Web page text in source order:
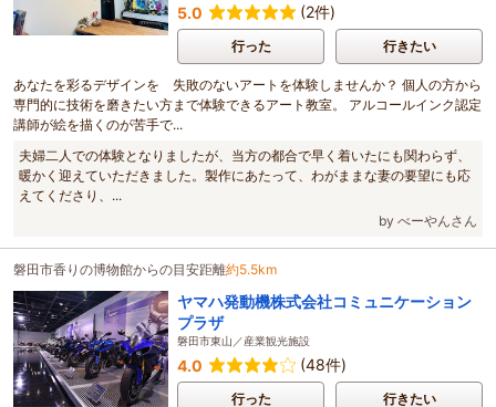
5.0 (2件)
行った 行きたい
あなたを彩るデザインを 失敗のないアートを体験しませんか？ 個人の方から
専門的に技術を磨きたい方まで体験できるアート教室。 アルコールインク認定
講師が絵を描くのが苦手で...
夫婦二人での体験となりましたが、当方の都合で早く着いたにも関わらず、
暖かく迎えていただきました。製作にあたって、わがままな妻の要望にも応
えてくださり、...
by べーやんさん
磐田市香りの博物館からの目安距離約5.5km
ヤマハ発動機株式会社コミュニケーション
プラザ
磐田市東山／産業観光施設
4.0 (48件)
行った 行きたい